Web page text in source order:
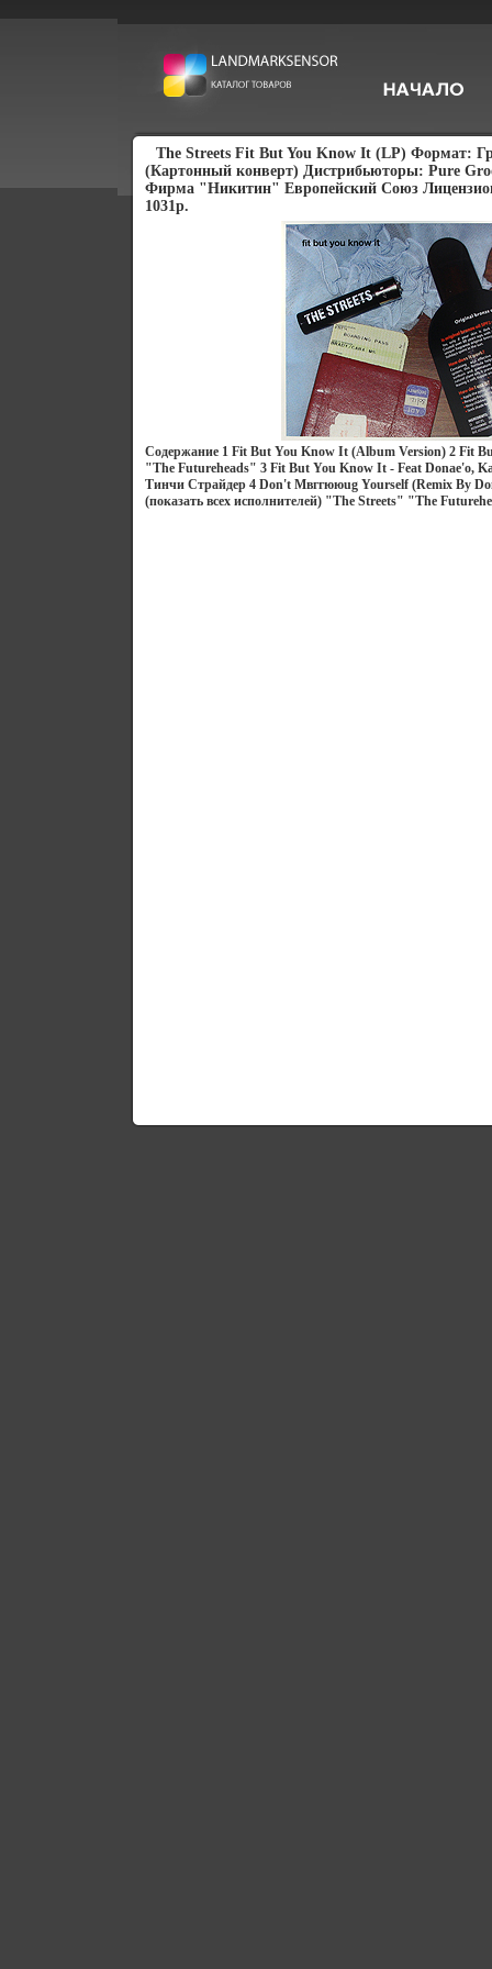
The Streets Fit But You Know It (LP) Формат:
(Картонный конверт) Дистрибьюторы: Pure
Фирма "Никитин" Европейский Союз
1031p.
Содержание 1 Fit But You Know It (Album Version) 2 Fit
"The Futureheads" 3 Fit But You Know It - Feat Donae'o,
Тинчи Страйдер 4 Don't Mвггююug Yourself (Remix By
(показать всех исполнителей) "The Streets" "The